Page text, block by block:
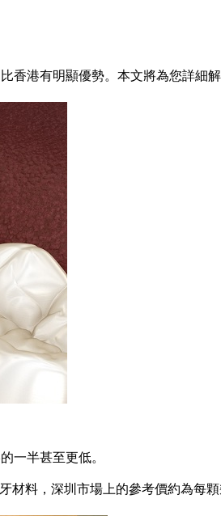
港有明顯優勢。本文將為您詳細
一半甚至更低。
料，深圳市場上的參考價約為每顆